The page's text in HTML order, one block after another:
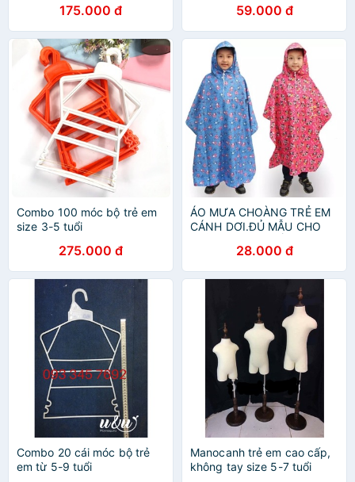
175.000 đ 59.000 đ
Combo 100 móc bộ trẻ em
size 3-5 tuổi
275.000 đ
ÁO MƯA CHOÀNG TRẺ EM
CÁNH DƠI.ĐỦ MẪU CHO
28.000 đ
Combo 20 cái móc bộ trẻ
em từ 5-9 tuổi
Manocanh trẻ em cao cấp,
không tay size 5-7 tuổi